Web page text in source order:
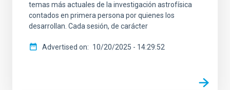
temas más actuales de la investigación astrofísica
contados en primera persona por quienes los
desarrollan. Cada sesión, de carácter
Advertised on 10/20/2025 - 14:29:52